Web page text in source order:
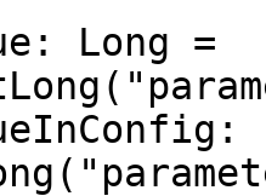
Long =